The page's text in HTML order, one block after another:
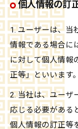
個人情報の訂
1. ユーザーは、当
情報である場合に
に対して個人情報
正等」といいます
2. 当社は、ユーザ
応じる必要がある
個人情報の訂正等